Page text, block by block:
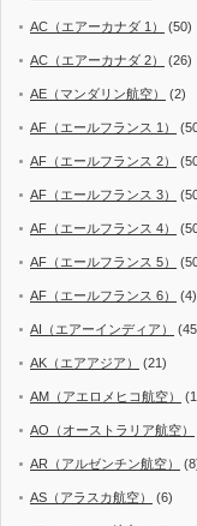
AC（エアーカナダ 1） (50)
AC（エアーカナダ 2） (26)
AE（マンダリン航空） (2)
AF（エールフランス 1）
AF（エールフランス 2）
AF（エールフランス 3）
AF（エールフランス 4）
AF（エールフランス 5）
AF（エールフランス 6） (4)
AI（エアーインディア）
AK（エアアジア） (21)
AM（アエロメヒコ航空）
AO（オーストラリア航空）
AR（アルゼンチン航空）
AS（アラスカ航空） (6)